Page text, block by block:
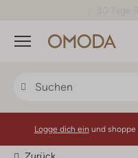
Menü
Logge dich ein und shoppe